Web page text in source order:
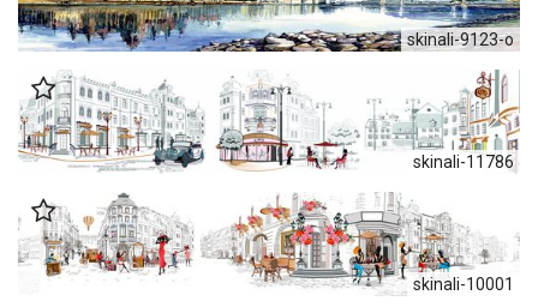
skinali-9123-o
skinali-11786
skinali-10001